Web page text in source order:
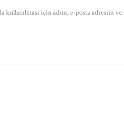
kullanılması için adım, e-posta adresim